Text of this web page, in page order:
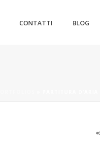
CONTATTI BLOG